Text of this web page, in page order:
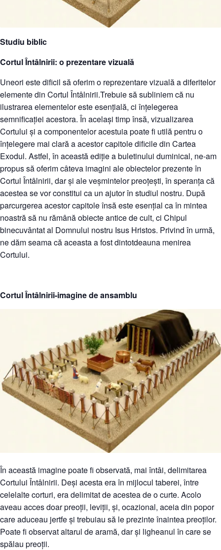
Studiu biblic
Cortul Întâlnirii: o prezentare vizuală
Uneori este dificil să oferim o reprezentare vizuală a diferitelor
elemente din Cortul Întâlnirii.Trebuie să subliniem că nu
ilustrarea elementelor este esențială, ci înțelegerea
semnificației acestora. În același timp însă, vizualizarea
Cortului și a componentelor acestuia poate fi utilă pentru o
înțelegere mai clară a acestor capitole dificile din Cartea
Exodul. Astfel, în această ediție a buletinului duminical, ne-am
propus să oferim câteva imagini ale obiectelor prezente în
Cortul Întâlnirii, dar și ale veșmintelor preoțești, în speranța că
acestea se vor constitui ca un ajutor în studiul nostru. După
parcurgerea acestor capitole însă este esențial ca în mintea
noastră să nu rămână obiecte antice de cult, ci Chipul
binecuvântat al Domnului nostru Isus Hristos. Privind în urmă,
ne dăm seama că aceasta a fost dintotdeauna menirea
Cortului.
Cortul Întâlnirii-imagine de ansamblu
În această imagine poate fi observată, mai întâi, delimitarea
Cortului Întâlnirii. Deși acesta era în mijlocul taberei, între
celelalte corturi, era delimitat de acestea de o curte. Acolo
aveau acces doar preoții, leviții, și, ocazional, aceia din popor
care aduceau jertfe și trebuiau să le prezinte înaintea preoților.
Poate fi observat altarul de aramă, dar și ligheanul în care se
spălau preoții.